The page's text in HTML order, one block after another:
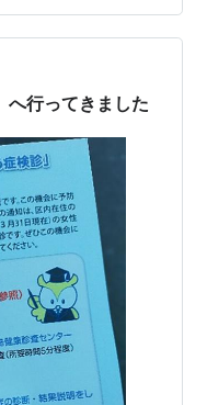
に何かを学んだはず
ワと地に足がついて
へ行ってきました